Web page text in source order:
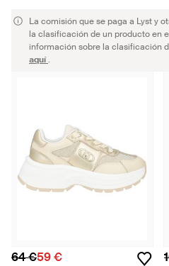
La comisión que se paga a Lyst y
la clasificación de un producto en
información sobre la clasificación
aquí.
64 €59 €